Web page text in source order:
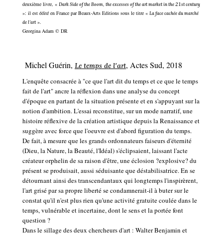
deuxième livre, « Dark Side of the Boom, the excesses of the art market in the 21st century
»: il est édité en France par Beaux-Arts Editions sous le titre « La face cachée du marché
de l'art ».
Georgina Adam © DR
Michel Guérin, Le temps de l'art, Actes Sud, 2018
L'enquête consacrée à "ce que l'art dit du temps et ce que le temps
fait de l'art" ancre la réflexion dans une analyse du concept
d'époque en partant de la situation présente et en s'appuyant sur la
notion d'ambition. L'essai reconstitue, sur un mode narratif, une
histoire réflexive de la création artistique depuis la Renaissance et
suggère avec force que l'oeuvre est d'abord figuration du temps.
De fait, à mesure que les grands ordonnateurs faiseurs d'éternité
(Dieu, la Nature, la Beauté, l'Idéal) s'éclipsaient, laissant l'acte
créateur orphelin de sa raison d'être, une éclosion ?explosive? du
présent se produisait, aussi séduisante que déstabilisatrice. En se
détournant ainsi des transcendantaux qui longtemps l'inspirèrent,
l'art grisé par sa propre liberté se condamnerait-il à buter sur le
constat qu'il n'est plus rien qu'une activité gratuite coulée dans le
temps, vulnérable et incertaine, dont le sens et la portée font
question ?
Dans le sillage des deux chercheurs d'art : Walter Benjamin et